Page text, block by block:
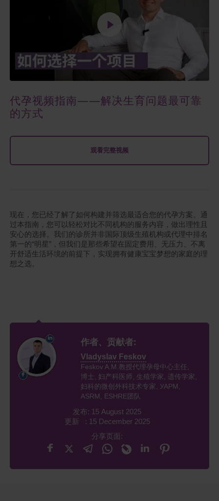
代孕视频指南——解决生育问题最可靠
的方式
观看完整视频
现在，您已经了解了如何构建并筛选最适合您的代孕方案。通
过本指南，您可以轻松对比不同机构的服务内容，做出理性且
安心的选择。我们的诊所并非国际顶级生殖机构或代理中排名
第一的“明星”，但我们是那些希望在固定费用、无压力、不离
开舒适生活环境的前提下，实现拥有健康宝宝梦想的家庭的理
想之选。
作者、贡献者:
Vladyslav Feskov
Feskov A.M.教授代理孕母中心主任,
博士, 妇产科医师, 生殖学家, 遗传学家,
妇科的微创外科技术专家, УАРМ,
ASRM, ESHRE团队
发布: 15 August 2025
更新 : 15 December 2025
分享页面: